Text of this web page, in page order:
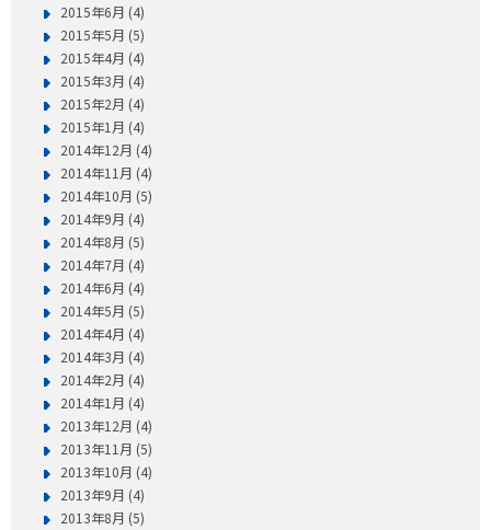
2015年6月 (4)
2015年5月 (5)
2015年4月 (4)
2015年3月 (4)
2015年2月 (4)
2015年1月 (4)
2014年12月 (4)
2014年11月 (4)
2014年10月 (5)
2014年9月 (4)
2014年8月 (5)
2014年7月 (4)
2014年6月 (4)
2014年5月 (5)
2014年4月 (4)
2014年3月 (4)
2014年2月 (4)
2014年1月 (4)
2013年12月 (4)
2013年11月 (5)
2013年10月 (4)
2013年9月 (4)
2013年8月 (5)